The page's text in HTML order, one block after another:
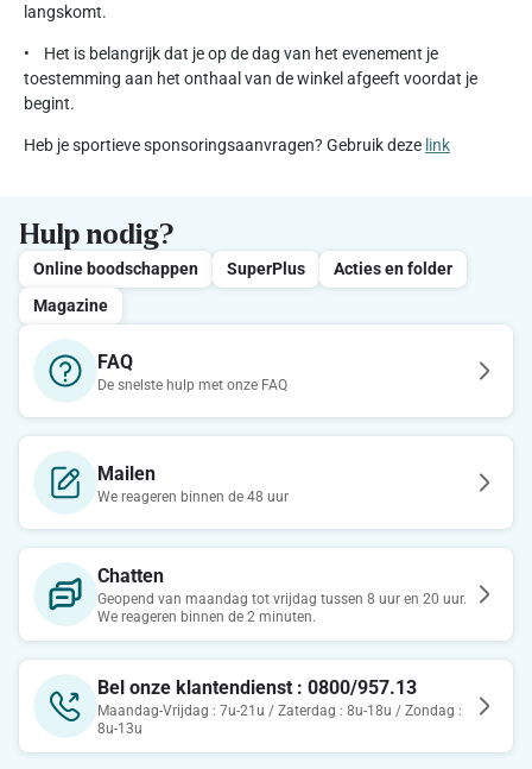
langskomt.
• Het is belangrijk dat je op de dag van het evenement je
toestemming aan het onthaal van de winkel afgeeft voordat je
begint.
Heb je sportieve sponsoringsaanvragen? Gebruik deze link
Hulp nodig?
Online boodschappen SuperPlus
Acties en folder
Magazine
FAQ
De snelste hulp met onze FAQ
Mailen
We reageren binnen de 48 uur
Chatten
Geopend van maandag tot vrijdag tussen 8 uur en 20 uur.
We reageren binnen de 2 minuten.
Bel onze klantendienst : 0800/957.13
Maandag-Vrijdag : 7u-21u / Zaterdag : 8u-18u / Zondag :
8u-13u